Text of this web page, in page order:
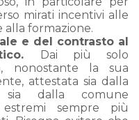
mirati incentivi alle
alla formazione.
e del contrasto al
Dai più solo
nonostante la sua
attestata sia dalla
sia dalla comune
sempre più